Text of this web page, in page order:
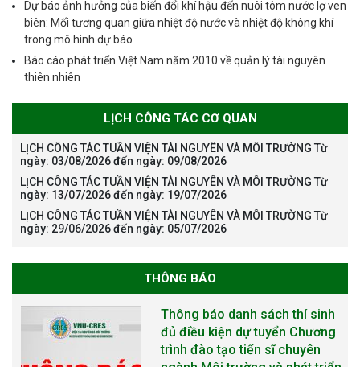
Dự báo ảnh hưởng của biến đổi khí hậu đến nuôi tôm nước lợ ven
biên: Mối tương quan giữa nhiệt độ nước và nhiệt độ không khí
trong mô hình dự báo
Báo cáo phát triển Việt Nam năm 2010 về quản lý tài nguyên
thiên nhiên
LỊCH CÔNG TÁC CƠ QUAN
LỊCH CÔNG TÁC TUẦN VIỆN TÀI NGUYÊN VÀ MÔI TRƯỜNG Từ
ngày: 03/08/2026 đến ngày: 09/08/2026
LỊCH CÔNG TÁC TUẦN VIỆN TÀI NGUYÊN VÀ MÔI TRƯỜNG Từ
ngày: 13/07/2026 đến ngày: 19/07/2026
LỊCH CÔNG TÁC TUẦN VIỆN TÀI NGUYÊN VÀ MÔI TRƯỜNG Từ
ngày: 29/06/2026 đến ngày: 05/07/2026
THÔNG BÁO
Thông báo danh sách thí sinh
đủ điều kiện dự tuyển Chương
trình đào tạo tiến sĩ chuyên
bền vững đợt 1 năm 2026
The International Conference
EME 2026 on “Earth, Mine and